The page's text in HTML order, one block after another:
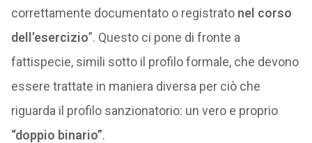
correttamente documentato o registrato nel corso
dell’esercizio”. Questo ci pone di fronte a
fattispecie, simili sotto il profilo formale, che devono
essere trattate in maniera diversa per ciò che
riguarda il profilo sanzionatorio: un vero e proprio
“doppio binario”.